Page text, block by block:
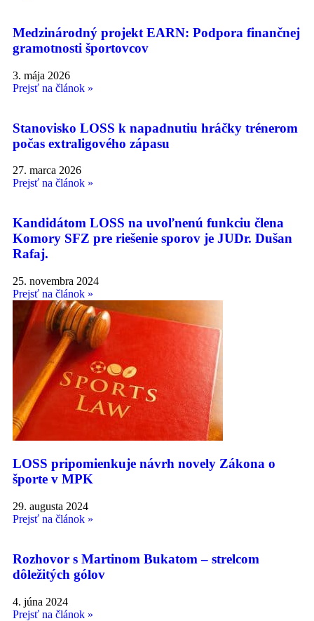
Medzinárodný projekt EARN: Podpora finančnej
gramotnosti športovcov
3. mája 2026
Prejsť na článok »
Stanovisko LOSS k napadnutiu hráčky trénerom
počas extraligového zápasu
27. marca 2026
Prejsť na článok »
Kandidátom LOSS na uvoľnenú funkciu člena
Komory SFZ pre riešenie sporov je JUDr. Dušan
Rafaj.
25. novembra 2024
Prejsť na článok »
LOSS pripomienkuje návrh novely Zákona o
športe v MPK
29. augusta 2024
Prejsť na článok »
Rozhovor s Martinom Bukatom – strelcom
dôležitých gólov
4. júna 2024
Prejsť na článok »